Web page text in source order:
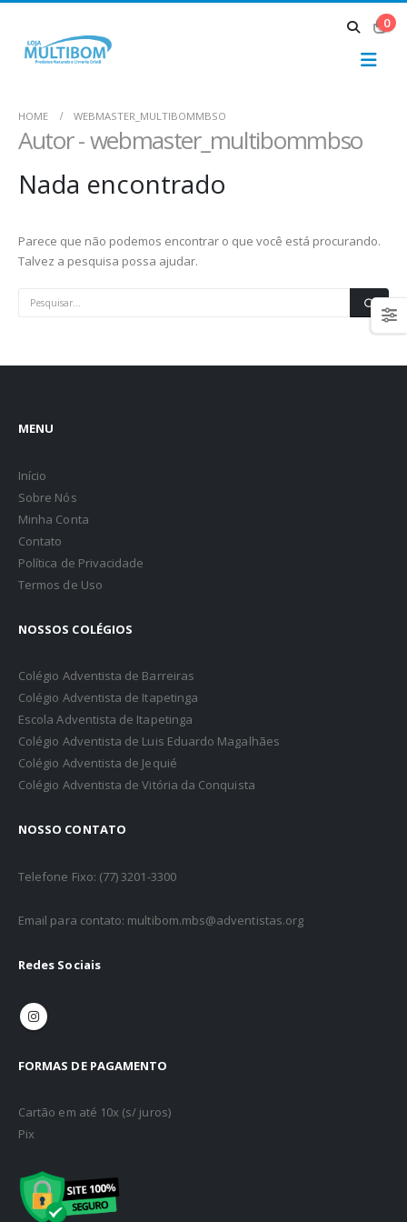
0
HOME WEBMASTER_MULTIBOMMBSO
Autor - webmaster_multibommbso
Nada encontrado
Parece que não podemos encontrar o que você está procurando.
Talvez a pesquisa possa ajudar.
MENU
Início
Sobre Nós
Minha Conta
Contato
Política de Privacidade
Termos de Uso
NOSSOS COLÉGIOS
Colégio Adventista de Barreiras
Colégio Adventista de Itapetinga
Escola Adventista de Itapetinga
Colégio Adventista de Luis Eduardo Magalhães
Colégio Adventista de Jequié
Colégio Adventista de Vitória da Conquista
NOSSO CONTATO
Telefone Fixo: (77) 3201-3300
Email para contato: multibom.mbs@adventistas.org
Redes Sociais
FORMAS DE PAGAMENTO
Cartão em até 10x (s/ juros)
Pix